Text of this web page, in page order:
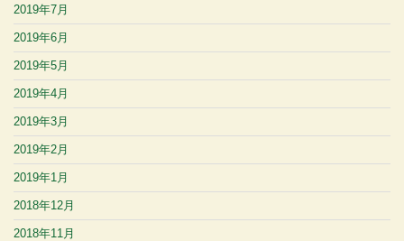
2019年7月
2019年6月
2019年5月
2019年4月
2019年3月
2019年2月
2019年1月
2018年12月
2018年11月